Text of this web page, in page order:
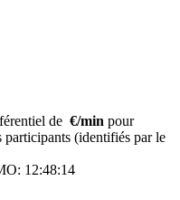
de €/min pour
(identifiés par le
12:48:14